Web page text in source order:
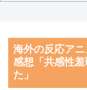
【朗報】齋藤飛鳥、
完全に見えてる動画が
てしまう…
海外の反応ア
感想「共感性
た」